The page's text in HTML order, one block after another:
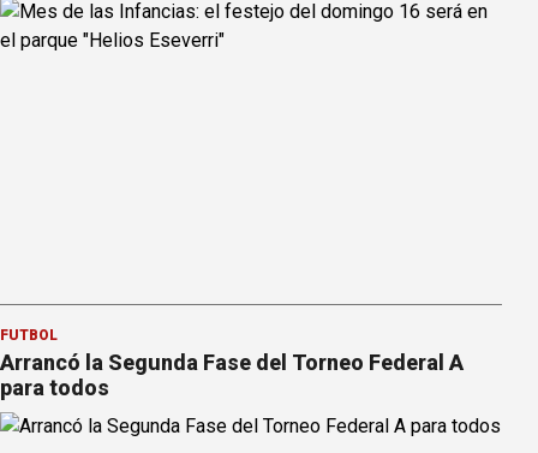
FÚTBOL
Arrancó la Segunda Fase del Torneo Federal A
para todos